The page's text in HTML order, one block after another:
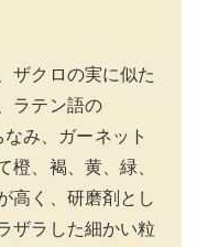
ザクロの実に似た
ラテン語の
み、ガーネット
橙、褐、黄、緑、
高く、研磨剤とし
ザラした細かい粒